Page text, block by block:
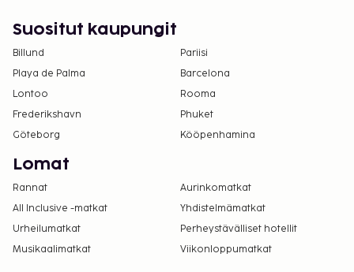
Suositut kaupungit
Billund
Pariisi
Playa de Palma
Barcelona
Lontoo
Rooma
Frederikshavn
Phuket
Göteborg
Kööpenhamina
Lomat
Rannat
Aurinkomatkat
All Inclusive -matkat
Yhdistelmämatkat
Urheilumatkat
Perheystävälliset hotellit
Musikaalimatkat
Viikonloppumatkat